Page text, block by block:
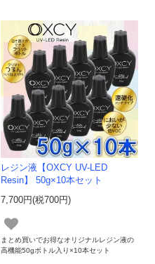
レジン液【OXCY UV-LED
Resin】 50g×10本セット
7,700円(税700円)
まとめ買いでお得なオリジナルレジン液の
高機能50gボトル入り×10本セット